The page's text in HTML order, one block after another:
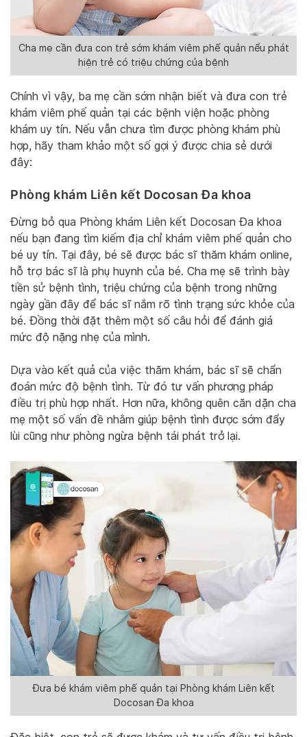
Cha mẹ cần đưa con trẻ sớm khám viêm phế quản nểu phát
hiện trẻ có triệu chứng của bệnh
Chính vì vậy, ba mẹ cần sớm nhận biết và đưa con trẻ
khám viêm phế quản tại các bệnh viện hoặc phòng
khám uy tín. Nếu vẫn chưa tìm được phòng khám phù
hợp, hãy tham khảo một số gợi ý được chia sẻ dưới
đây:
Phòng khám Liên kết Docosan Đa khoa
Đừng bỏ qua Phòng khám Liên kết Docosan Đa khoa
nếu bạn đang tìm kiếm địa chỉ khám viêm phế quản cho
bé uy tín. Tại đây, bé sẽ được bác sĩ thăm khám online,
hỗ trợ bác sĩ là phụ huynh của bé. Cha mẹ sẽ trình bày
tiền sử bệnh tình, triệu chứng của bệnh trong những
ngày gần đây để bác sĩ nắm rõ tình trạng sức khỏe của
bé. Đồng thời đặt thêm một số câu hỏi để đánh giá
mức độ nặng nhẹ của mình.
Dựa vào kết quả của việc thăm khám, bác sĩ sẽ chẩn
đoán mức độ bệnh tình. Từ đó tư vấn phương pháp
điều trị phù hợp nhất. Hơn nữa, không quên căn dặn cha
mẹ một số vấn đề nhằm giúp bệnh tình được sớm đẩy
lùi cũng như phòng ngừa bệnh tái phát trở lại.
Đưa bé khám viêm phế quản tại Phòng khám Liên kết
Docosan Đa khoa